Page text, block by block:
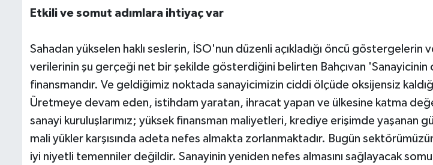
Etkili ve somut adımlara ihtiyaç var
Sahadan yükselen haklı seslerin, İSO'nun düzenli açıkladığı öncü göstergelerin
verilerinin şu gerçeği net bir şekilde gösterdiğini belirten Bahçıvan 'Sanayicinin
finansmandır. Ve geldiğimiz noktada sanayicimizin ciddi ölçüde oksijensiz
Üretmeye devam eden, istihdam yaratan, ihracat yapan ve ülkesine katma
sanayi kuruluşlarımız; yüksek finansman maliyetleri, krediye erişimde yaşanan
mali yükler karşısında adeta nefes almakta zorlanmaktadır. Bugün
iyi niyetli temenniler değildir. Sanayinin yeniden nefes almasını sağlayacak